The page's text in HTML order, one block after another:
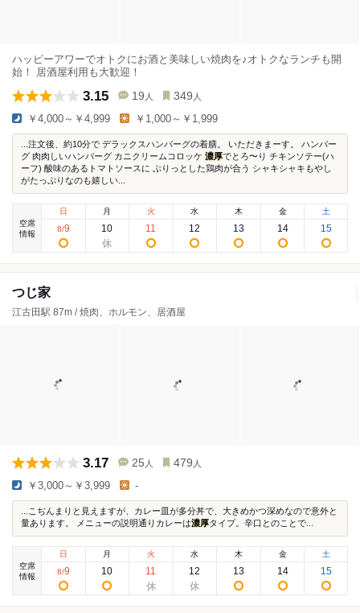
ハッピーアワーでオトクにお酒と美味しい焼肉を♪オトクなランチも開
始！ 居酒屋利用も大歓迎！
3.15 19 人 349 人
￥4,000～￥4,999 ￥1,000～￥1,999
...注文後、約10分で デラックスハンバーグの着膳。 いただきまーす。 ハンバー
グ 肉肉しいハンバーグ カニクリームコロッケ 濃厚でとろ〜り チキンソテー(ハ
ーフ) 酸味のあるトマトソースに ぷりっとした鶏肉が合う シャキシャキもやし
がたっぷりなのも嬉しい...
空席
情報
日
8/9
月
10
火
11
水
12
木
13
金
14
土
15
つじ家
江古田駅 87m / 焼肉、ホルモン、居酒屋
3.17 25 人 479 人
￥3,000～￥3,999 -
...こぢんまりと見えますが、カレー皿が多分丼で、大きめかつ深めなので意外と
量あります。 メニューの説明通りカレーは濃厚タイプ。辛口とのことで...
空席
情報
日
8/9
月
10
火
11
水
12
木
13
金
14
土
15